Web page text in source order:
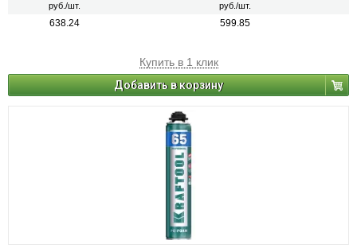
руб./шт. руб./шт.
638.24 599.85
Купить в 1 клик
Добавить в корзину